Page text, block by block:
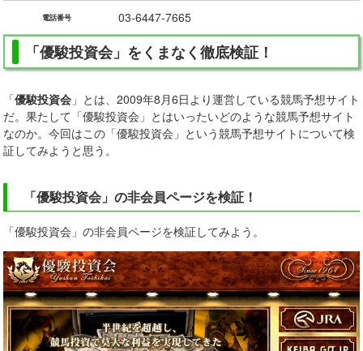
電話番号 03-6447-7665
「優駿投資会」をくまなく徹底検証！
「優駿投資会 」とは、2009年8月6日より運営している競馬予想サイト
だ。果たして「優駿投資会」とはいったいどのような競馬予想サイト
なのか。今回はこの「優駿投資会」という競馬予想サイトについて検
証してみようと思う。
「優駿投資会」の非会員ページを検証！
「優駿投資会」の非会員ページを検証してみよう。